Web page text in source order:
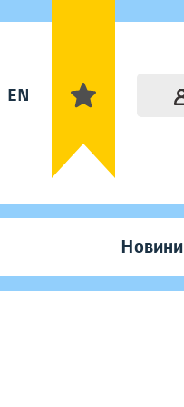
EN
Новини